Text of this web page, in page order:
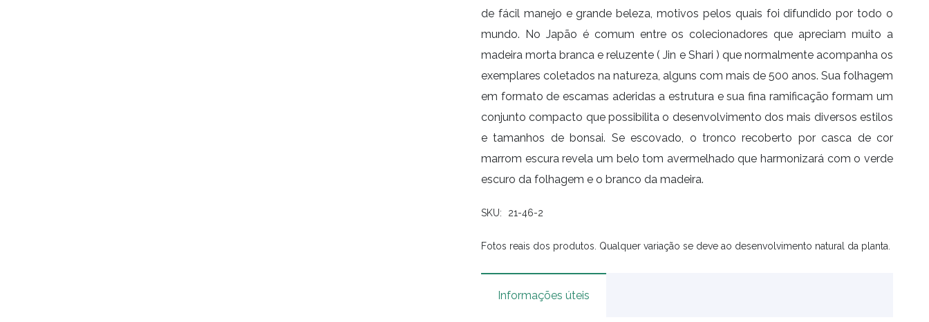
de fácil manejo e grande beleza, motivos pelos quais foi difundido por todo o
mundo. No Japão é comum entre os colecionadores que apreciam muito a
madeira morta branca e reluzente ( Jin e Shari ) que normalmente acompanha os
exemplares coletados na natureza, alguns com mais de 500 anos. Sua folhagem
em formato de escamas aderidas a estrutura e sua fina ramificação formam um
conjunto compacto que possibilita o desenvolvimento dos mais diversos estilos
e tamanhos de bonsai. Se escovado, o tronco recoberto por casca de cor
marrom escura revela um belo tom avermelhado que harmonizará com o verde
escuro da folhagem e o branco da madeira.
SKU: 21-46-2
Fotos reais dos produtos. Qualquer variação se deve ao desenvolvimento natural da planta.
Informações úteis